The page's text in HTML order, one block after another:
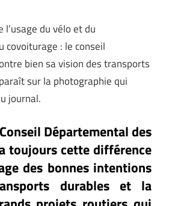
l’usage du vélo et du
covoiturage : le conseil
bien sa vision des transports
sur la photographie qui
journal.
Départemental des
toujours cette différence
des bonnes intentions
durables et la